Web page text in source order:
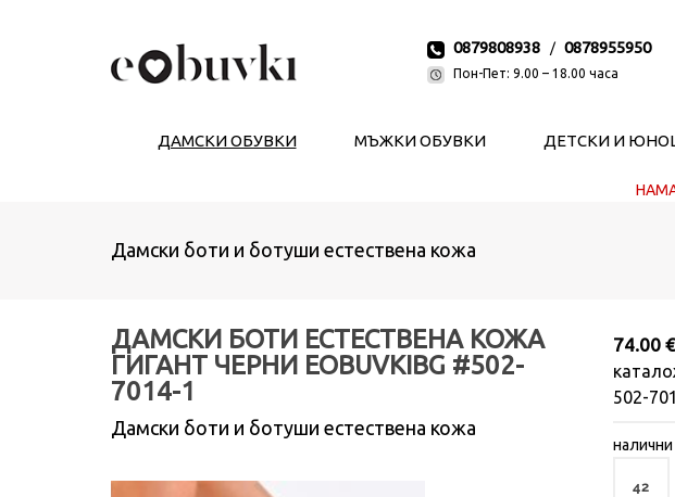
0879808938 / 0878955950
Пон-Пет: 9.00 – 18.00 часа
ДАМСКИ ОБУВКИ МЪЖКИ ОБУВКИ ДЕТСКИ И
Дамски боти и ботуши естествена кожа
ДАМСКИ БОТИ ЕСТЕСТВЕНА КОЖА
ГИГАНТ ЧЕРНИ EOBUVKIBG #502-
7014-1
Дамски боти и ботуши естествена кожа
74.00
502-
42